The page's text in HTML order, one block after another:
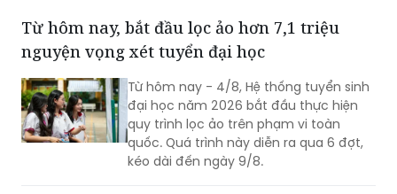
Từ hôm nay, bắt đầu lọc ảo hơn 7,1 triệu
nguyện vọng xét tuyển đại học
Từ hôm nay - 4/8, Hệ thống tuyển sinh
đại học năm 2026 bắt đầu thực hiện
quy trình lọc ảo trên phạm vi toàn
quốc. Quá trình này diễn ra qua 6 đợt,
kéo dài đến ngày 9/8.